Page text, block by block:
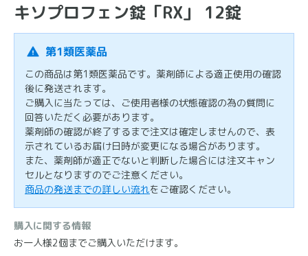
キソプロフェン錠「RX」 12錠
第1類医薬品
この商品は第1類医薬品です。薬剤師による適正使用の確認
後に発送されます。
ご購入に当たっては、ご使用者様の状態確認の為の質問に
回答いただく必要があります。
薬剤師の確認が終了するまで注文は確定しませんので、表
示されているお届け日時が変更になる場合があります。
また、薬剤師が適正でないと判断した場合には注文キャン
セルとなりますのでご注意ください。
商品の発送までの詳しい流れをご確認ください。
購入に関する情報
お一人様2個までご購入いただけます。